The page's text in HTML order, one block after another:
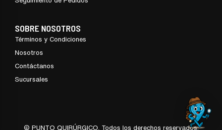
SOBRE NOSOTROS
Términos y Condiciones
Nosotros
Contáctanos
Sucursales
© PUNTO QUIRÚRGICO. Todos los derechos reservados.